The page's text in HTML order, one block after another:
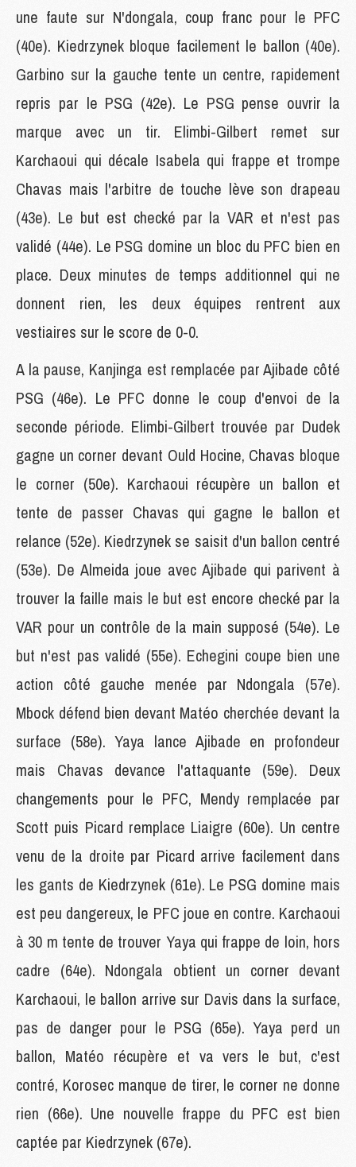
une faute sur N'dongala, coup franc pour le PFC
(40e). Kiedrzynek bloque facilement le ballon (40e).
Garbino sur la gauche tente un centre, rapidement
repris par le PSG (42e). Le PSG pense ouvrir la
marque avec un tir. Elimbi-Gilbert remet sur
Karchaoui qui décale Isabela qui frappe et trompe
Chavas mais l'arbitre de touche lève son drapeau
(43e). Le but est checké par la VAR et n'est pas
validé (44e). Le PSG domine un bloc du PFC bien en
place. Deux minutes de temps additionnel qui ne
donnent rien, les deux équipes rentrent aux
vestiaires sur le score de 0-0.
A la pause, Kanjinga est remplacée par Ajibade côté
PSG (46e). Le PFC donne le coup d'envoi de la
seconde période. Elimbi-Gilbert trouvée par Dudek
gagne un corner devant Ould Hocine, Chavas bloque
le corner (50e). Karchaoui récupère un ballon et
tente de passer Chavas qui gagne le ballon et
relance (52e). Kiedrzynek se saisit d'un ballon centré
(53e). De Almeida joue avec Ajibade qui parivent à
trouver la faille mais le but est encore checké par la
VAR pour un contrôle de la main supposé (54e). Le
but n'est pas validé (55e). Echegini coupe bien une
action côté gauche menée par Ndongala (57e).
Mbock défend bien devant Matéo cherchée devant la
surface (58e). Yaya lance Ajibade en profondeur
mais Chavas devance l'attaquante (59e). Deux
changements pour le PFC, Mendy remplacée par
Scott puis Picard remplace Liaigre (60e). Un centre
venu de la droite par Picard arrive facilement dans
les gants de Kiedrzynek (61e). Le PSG domine mais
est peu dangereux, le PFC joue en contre. Karchaoui
à 30 m tente de trouver Yaya qui frappe de loin, hors
cadre (64e). Ndongala obtient un corner devant
Karchaoui, le ballon arrive sur Davis dans la surface,
pas de danger pour le PSG (65e). Yaya perd un
ballon, Matéo récupère et va vers le but, c'est
contré, Korosec manque de tirer, le corner ne donne
rien (66e). Une nouvelle frappe du PFC est bien
captée par Kiedrzynek (67e).